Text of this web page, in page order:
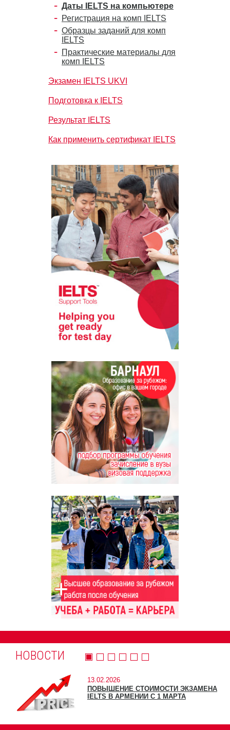
Даты IELTS на компьютере
Регистрация на комп IELTS
Образцы заданий для комп
IELTS
Практические материалы для
комп IELTS
Экзамен IELTS UKVI
Подготовка к IELTS
Результат IELTS
Как применить сертификат IELTS
НОВОСТИ
13.02.2026
ПОВЫШЕНИЕ СТОИМОСТИ ЭКЗАМЕНА
IELTS В АРМЕНИИ С 1 МАРТА